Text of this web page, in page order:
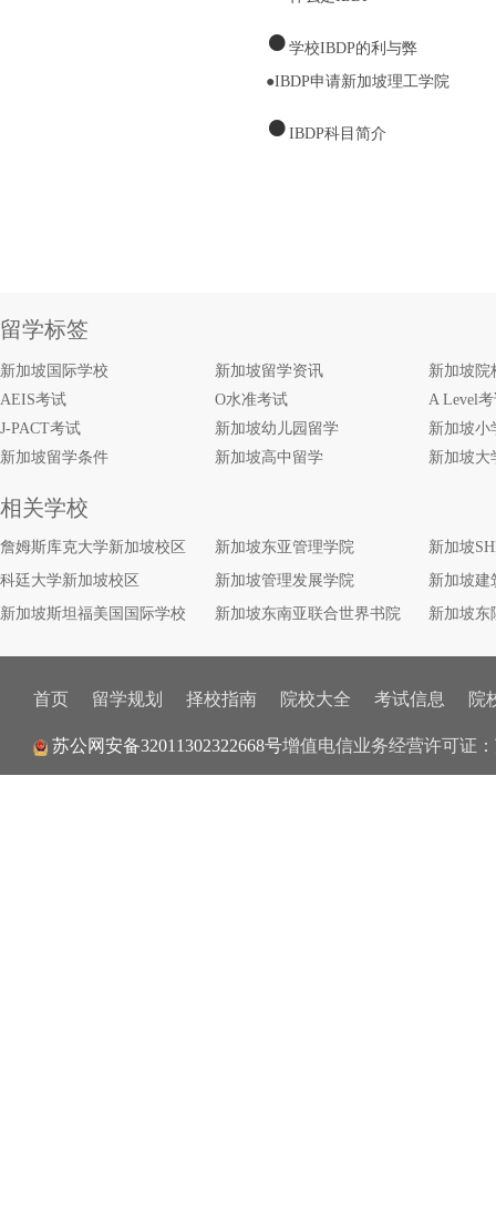
● 学校IBDP的利与弊
●IBDP申请新加坡理工学院
● IBDP科目简介
留学标签
新加坡国际学校 新加坡留学资讯
新加坡院
AEIS考试
O水准考试
A Level
J-PACT考试
新加坡幼儿园留学
新加坡小
新加坡留学条件
新加坡高中留学 新加坡大
相关学校
詹姆斯库克大学新加坡校区 新加坡东亚管理学院
新加坡
科廷大学新加坡校区
新加坡管理发展学院
新加坡建
新加坡斯坦福美国国际学校
新加坡东南亚联合世界书院 新加坡东
首页 留学规划 择校指南 院校大全 考试信息 院
苏公网安备32011302322668号增值电信业务经营许可证：